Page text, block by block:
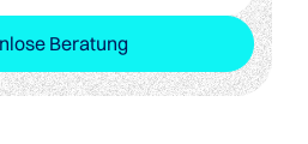
Beratung